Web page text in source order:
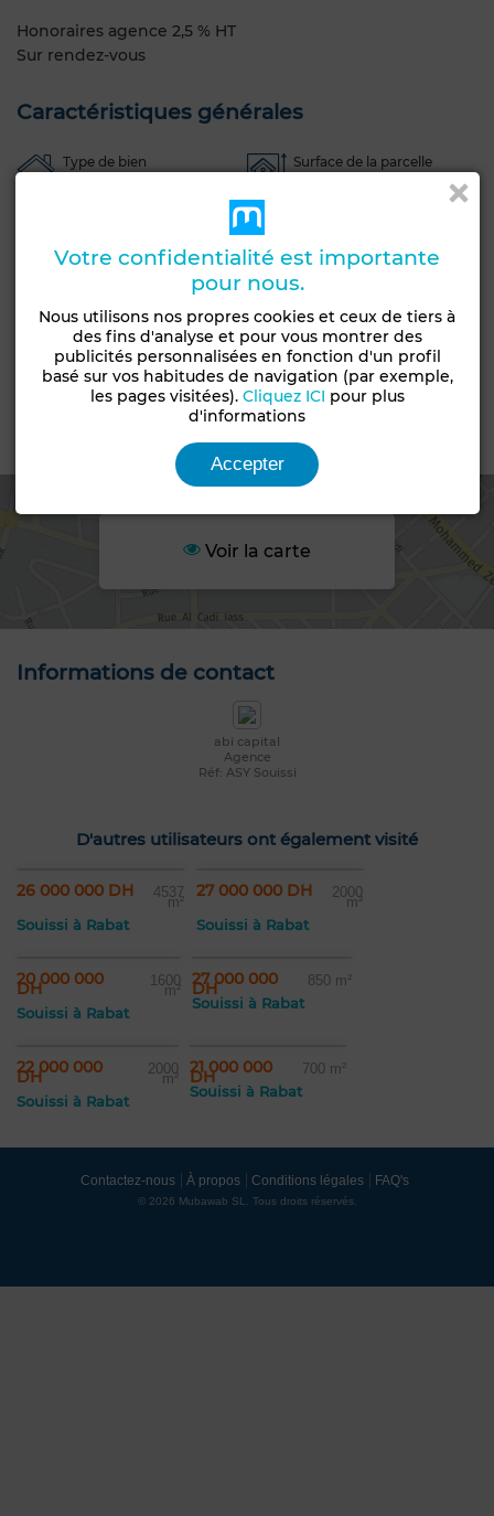
Honoraires agence 2,5 % HT
Sur rendez-vous
Caractéristiques générales
Type de bien Surface de la parcelle
À rénover 30-50 ans
Ouest
Nombre d'étages
1
Jardin Terrasse Garage Piscine
Salon Marocain Salon européen Cheminée
Voir la carte
Informations de contact
abi capital
Agence
Réf: ASY Souissi
D'autres utilisateurs ont également visité
26 000 000 DH 4537
m²
Souissi à Rabat
27 000 000 DH 2000
m²
Souissi à Rabat
20 000 000
DH 1600
m²
Souissi à Rabat
27 000 000
DH 850 m²
Souissi à Rabat
22 000 000
DH 2000
m²
Souissi à Rabat
21 000 000
DH 700 m²
Souissi à Rabat
Contactez-nous À propos Conditions légales FAQ's
© 2026 Mubawab SL. Tous droits réservés.
Votre confidentialité est importante
pour nous.
Nous utilisons nos propres cookies et ceux de tiers à
des fins d'analyse et pour vous montrer des
publicités personnalisées en fonction d'un profil
basé sur vos habitudes de navigation (par exemple,
les pages visitées). Cliquez ICI pour plus
d'informations
Accepter